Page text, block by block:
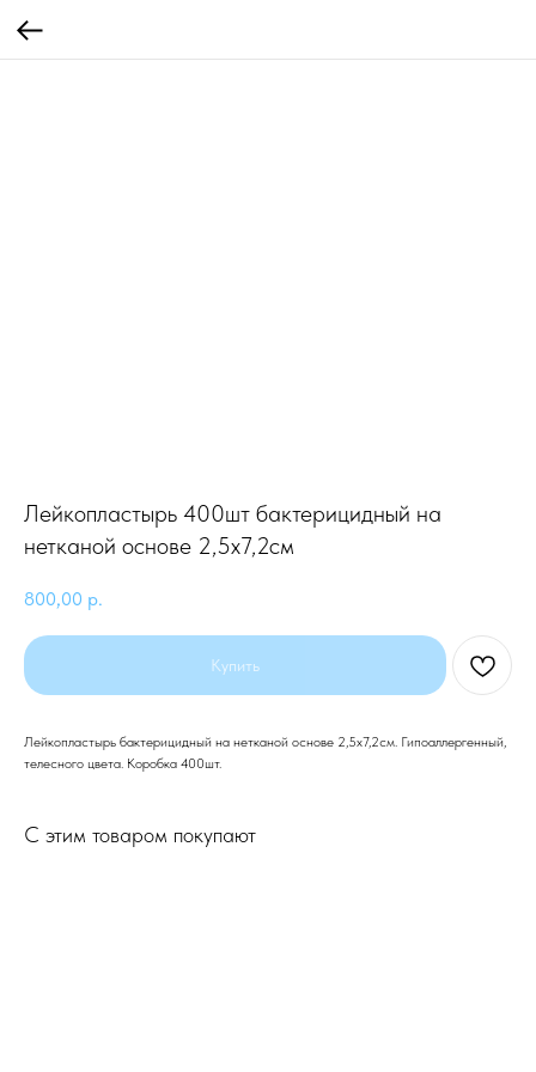
Лейкопластырь 400шт бактерицидный на
нетканой основе 2,5х7,2см
800,00 р.
Купить
Лейкопластырь бактерицидный на нетканой основе 2,5х7,2см. Гипоаллергенный,
телесного цвета. Коробка 400шт.
С этим товаром покупают